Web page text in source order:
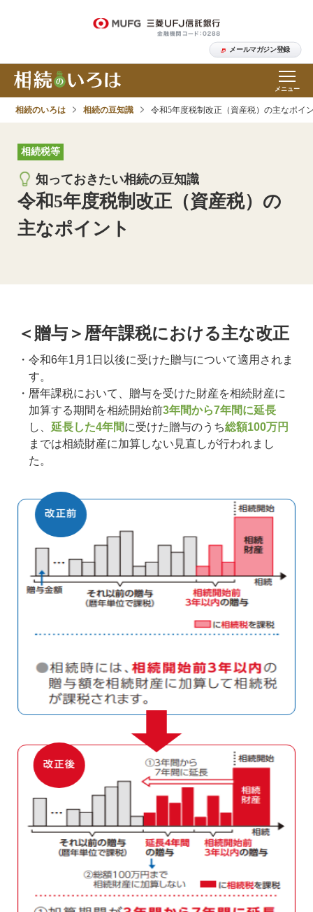
メールマガジン登録
メニュー
相続のいろは 相続の豆知識 令和5年度税制改正（資産税）の主なポイ
相続税等
知っておきたい相続の豆知識
令和5年度税制改正（資産税）の
主なポイント
＜贈与＞暦年課税における主な改正
令和6年1月1日以後に受けた贈与について適用されま
す。
暦年課税において、贈与を受けた財産を相続財産に
加算する期間を相続開始前3年間から7年間に延長
し、 延長した4年間に受けた贈与のうち総額100万円
までは相続財産に加算しない見直しが行われまし
た。